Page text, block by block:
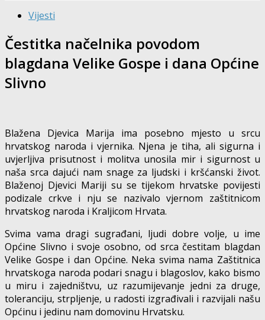
Vijesti
Čestitka načelnika povodom
blagdana Velike Gospe i dana Općine
Slivno
Blažena Djevica Marija ima posebno mjesto u srcu
hrvatskog naroda i vjernika. Njena je tiha, ali sigurna i
uvjerljiva prisutnost i molitva unosila mir i sigurnost u
naša srca dajući nam snage za ljudski i kršćanski život.
Blaženoj Djevici Mariji su se tijekom hrvatske povijesti
podizale crkve i nju se nazivalo vjernom zaštitnicom
hrvatskog naroda i Kraljicom Hrvata.
Svima vama dragi sugrađani, ljudi dobre volje, u ime
Općine Slivno i svoje osobno, od srca čestitam blagdan
Velike Gospe i dan Općine. Neka svima nama Zaštitnica
hrvatskoga naroda podari snagu i blagoslov, kako bismo
u miru i zajedništvu, uz razumijevanje jedni za druge,
toleranciju, strpljenje, u radosti izgrađivali i razvijali našu
Općinu i jedinu nam domovinu Hrvatsku.